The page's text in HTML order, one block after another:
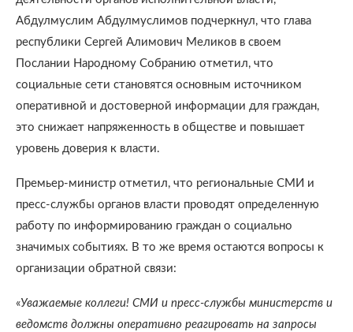
Абдулмуслим Абдулмуслимов подчеркнул, что глава
республики Сергей Алимович Меликов в своем
Послании Народному Собранию отметил, что
социальные сети становятся основным источником
оперативной и достоверной информации для граждан,
это снижает напряженность в обществе и повышает
уровень доверия к власти.
Премьер-министр отметил, что региональные СМИ и
пресс-службы органов власти проводят определенную
работу по информированию граждан о социально
значимых событиях. В то же время остаются вопросы к
организации обратной связи:
«Уважаемые коллеги! СМИ и пресс-службы министерств и
ведомств должны оперативно реагировать на запросы